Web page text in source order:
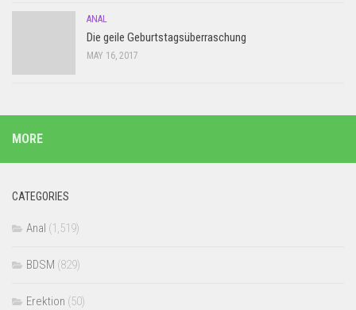
ANAL
Die geile Geburtstagsüberraschung
MAY 16, 2017
MORE
CATEGORIES
Anal (1,519)
BDSM (829)
Erektion (50)